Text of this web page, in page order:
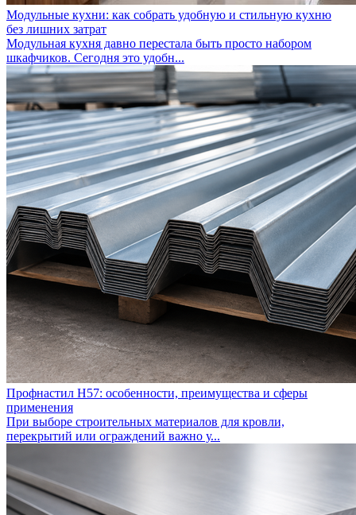
Модульные кухни: как собрать удобную и стильную кухню
без лишних затрат
Модульная кухня давно перестала быть просто набором
шкафчиков. Сегодня это удобн...
Профнастил Н57: особенности, преимущества и сферы
применения
При выборе строительных материалов для кровли,
перекрытий или ограждений важно у...